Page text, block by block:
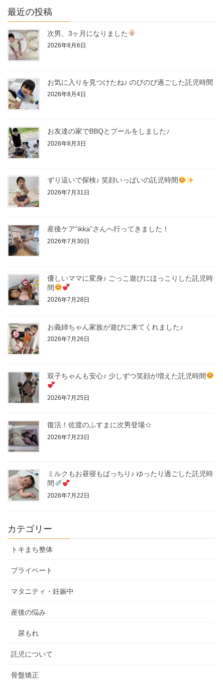
最近の投稿
次男、3ヶ月になりました
2026年8月6日
お気に入りを見つけたね♪ のびのび過ごした託児時間
2026年8月4日
お友達の家でBBQとプールをしました♪
2026年8月3日
ずり這いで探検♪ 笑顔いっぱいの託児時間
2026年7月31日
産後ケア“ikka”さんへ行ってきました！
2026年7月30日
優しいママに変身♪ ごっこ遊びにほっこりした託児時
間
2026年7月28日
お義姉ちゃん家族が遊びに来てくれました♪
2026年7月26日
双子ちゃんも安心♪ 少しずつ笑顔が増えた託児時間
2026年7月25日
復活！佐渡のふすまに次男登場☆
2026年7月23日
ミルクもお昼寝もばっちり♪ ゆったり過ごした託児時
間
2026年7月22日
カテゴリー
トキまち整体
プライベート
マタニティ・妊娠中
産後の悩み
尿もれ
託児について
骨盤矯正